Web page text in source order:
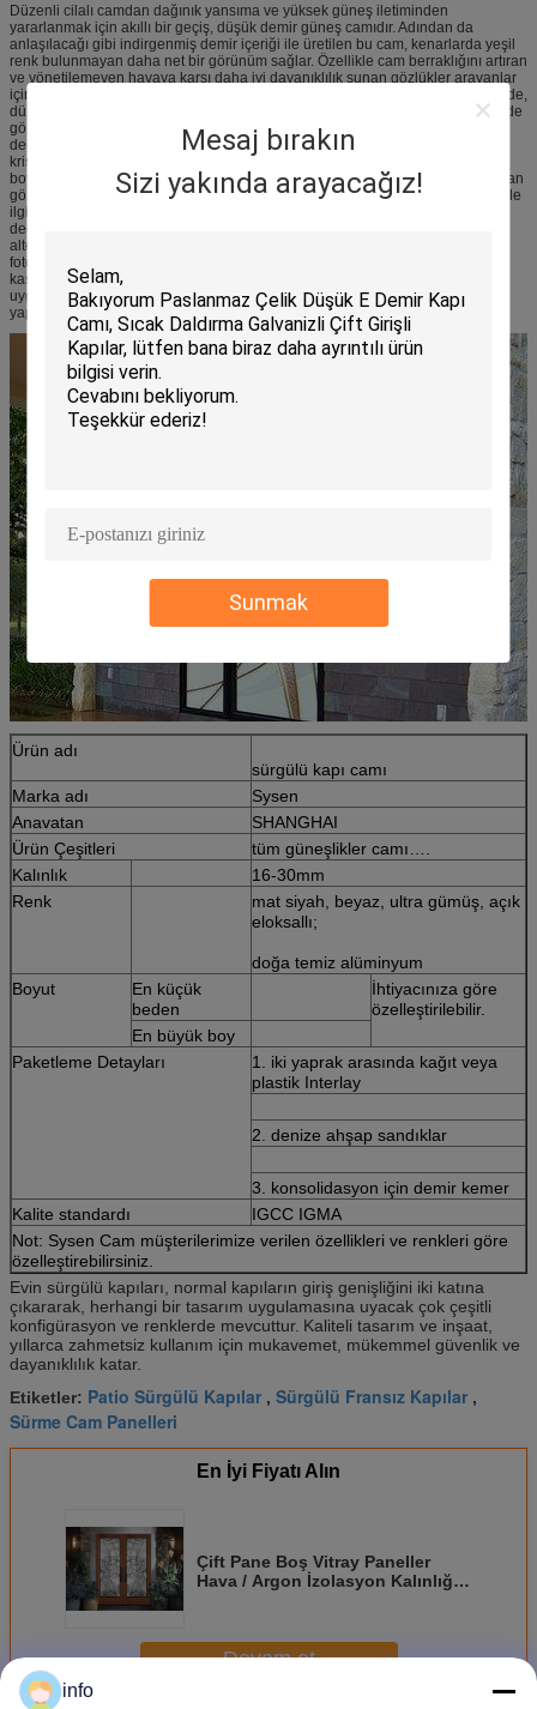
Mesaj bırakın
Sizi yakında arayacağız!
Sunmak
Düzenli cilalı camdan dağınık yansıma ve yüksek güneş iletiminden
yararlanmak için akıllı bir geçiş, düşük demir güneş camıdır. Adından da
anlaşılacağı gibi indirgenmiş demir içeriği ile üretilen bu cam, kenarlarda yeşil
renk bulunmayan daha net bir görünüm sağlar. Özellikle cam berraklığını artıran
ve yönetilemeyen havaya karşı daha iyi dayanıklılık sunan gözlükler arayanlar
için ideal bir seçim. Bu temperli cam, daha güçlü ve daha düz yüzeyi sayesinde,
düzensiz yağmur, rüzgar ve kar ile savaşmak için mükemmel bir seçimdir. Sade
gözlüklerin sunabileceği şeyden daha fazlası. Kimyasal bileşiminde bazı
değişiklikler yaparak, gözlüklere minimum renk bozulması olasılığı olan bir
kristal görünümü verilir. Sonuç olarak,
boyanır veya kaplanırsa gerçek ve lekesiz rengi yansıtır. Şimdiye kadar, sıradan
gözlükler laminasyonun kalınlığı arttıkça renk yansıması ve uygun ışık iletimi ile
ilgili sorunlarla karşılaşırdı. Düşük demir güneş camı sayesinde, artık sorun
değil. Her ne kadar bu gözlükler hemen hemen her yerde sıradan gözlüklere
alternatif olarak kullanılabilse de, bunlar çoğunlukla girişler veya kapılar,
fotoğraf çerçeveleri, atriyumlar, masa örtüleri, akvaryumlar, yeşil evler ve cam
kasalar veya dolaplarda görülür. Özetle, düşük demir cam, daha büyük
uygulama alanıyla daha yüksek geri dönüşlerle yüksek performansa yatırım
yapmayı tercih edenler için ideal bir seçimdir.
Ürün adı
sürgülü kapı camı
Marka adı
Sysen
Anavatan
SHANGHAI
Ürün Çeşitleri
tüm güneşlikler camı….
Kalınlık
16-30mm
Renk
mat siyah, beyaz, ultra gümüş, açık
eloksallı;
doğa temiz alüminyum
Boyut
En küçük
beden
İhtiyacınıza göre
özelleştirilebilir.
En büyük boy
Paketleme Detayları
1. iki yaprak arasında kağıt veya
plastik Interlay
2. denize ahşap sandıklar
3. konsolidasyon için demir kemer
Kalite standardı
IGCC IGMA
Not: Sysen Cam müşterilerimize verilen özellikleri ve renkleri göre
özelleştirebilirsiniz.
Evin sürgülü kapıları, normal kapıların giriş genişliğini iki katına
çıkararak, herhangi bir tasarım uygulamasına uyacak çok çeşitli
konfigürasyon ve renklerde mevcuttur. Kaliteli tasarım ve inşaat,
yıllarca zahmetsiz kullanım için mukavemet, mükemmel güvenlik ve
dayanıklılık katar.
Etiketler: Patio Sürgülü Kapılar , Sürgülü Fransız Kapılar ,
Sürme Cam Panelleri
En İyi Fiyatı Alın
Çift Pane Boş Vitray Paneller
Hava / Argon İzolasyon Kalınlığı
Devam et
info